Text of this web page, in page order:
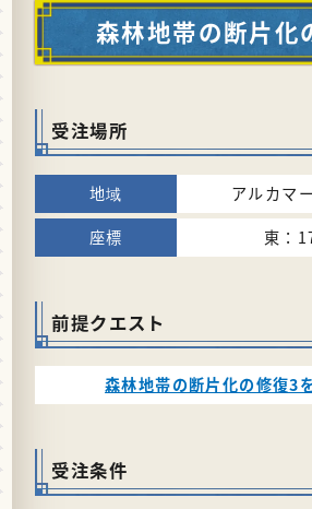
森林地帯の断片化
受注場所
アルカマ
東：
前提クエスト
森林地帯の断片化の修復3
受注条件